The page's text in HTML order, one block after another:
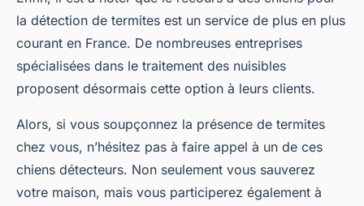
la détection de termites est un service de plus en plus
courant en France. De nombreuses entreprises
spécialisées dans le traitement des nuisibles
proposent désormais cette option à leurs clients.
Alors, si vous soupçonnez la présence de termites
chez vous, n’hésitez pas à faire appel à un de ces
chiens détecteurs. Non seulement vous sauverez
votre maison, mais vous participerez également à